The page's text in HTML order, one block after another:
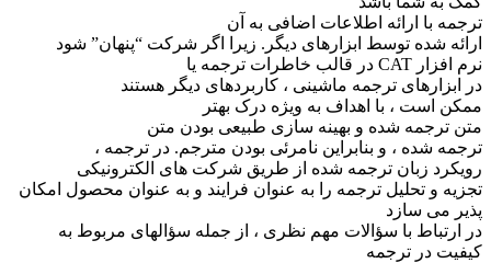
ترجمه با ارائه اطلاعات اضافی به آن
ارائه شده توسط ابزارهای دیگر. زیرا اگر شرکت “پنهان” شود
نرم افزار CAT در قالب خاطرات ترجمه یا
در ابزارهای ترجمه ماشینی ، کاربردهای دیگر هستند
ممکن است ، با اهداف به ویژه درک بهتر
متن ترجمه شده و بهینه سازی طبیعی بودن متن
ترجمه شده ، و بنابراین نامرئی بودن مترجم. در ترجمه ،
رویکرد زبان ترجمه شده از طریق شرکت های الکترونیکی
تجزیه و تحلیل ترجمه را به عنوان فرایند و به عنوان محصول امکان
پذیر می سازد
در ارتباط با سؤالات مهم نظری ، از جمله سؤالهای مربوط به
کیفیت در ترجمه